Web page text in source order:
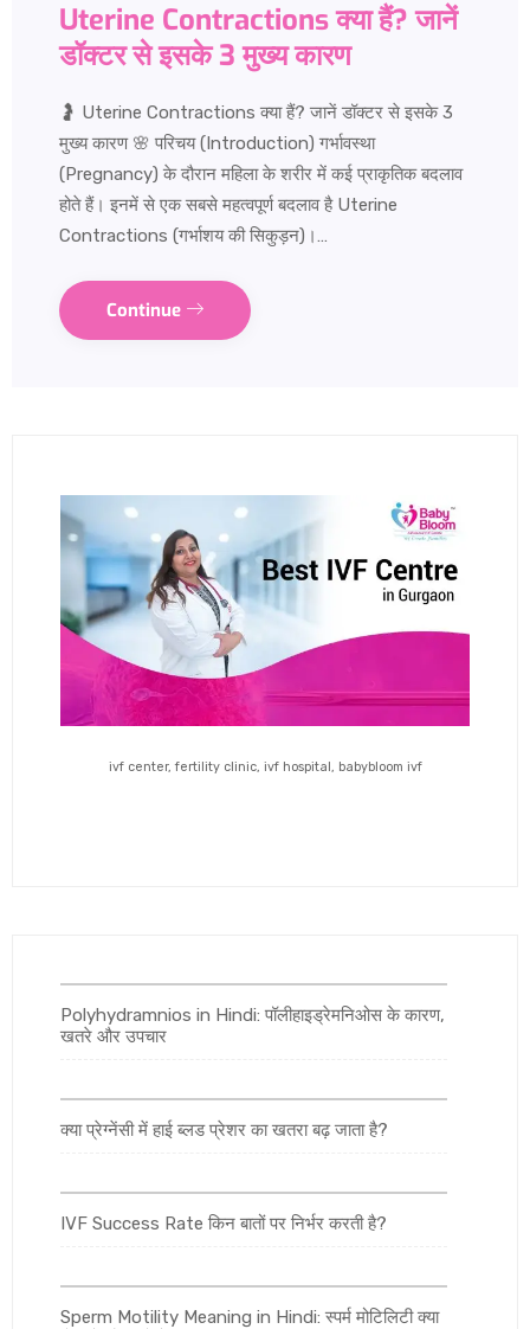
Uterine Contractions क्या हैं? जानें
डॉक्टर से इसके 3 मुख्य कारण
🤰 Uterine Contractions क्या हैं? जानें डॉक्टर से इसके 3
मुख्य कारण 🌸 परिचय (Introduction) गर्भावस्था
(Pregnancy) के दौरान महिला के शरीर में कई प्राकृतिक बदलाव
होते हैं। इनमें से एक सबसे महत्वपूर्ण बदलाव है Uterine
Contractions (गर्भाशय की सिकुड़न)।…
Continue
ivf center, fertility clinic, ivf hospital, babybloom ivf
Polyhydramnios in Hindi: पॉलीहाइड्रेमनिओस के कारण,
खतरे और उपचार
क्या प्रेग्नेंसी में हाई ब्लड प्रेशर का खतरा बढ़ जाता है?
IVF Success Rate किन बातों पर निर्भर करती है?
Sperm Motility Meaning in Hindi: स्पर्म मोटिलिटी क्या